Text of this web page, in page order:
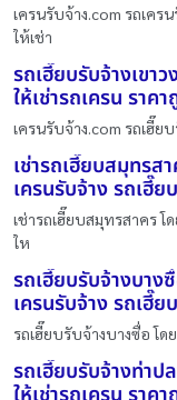
เครนรับจ้าง.com รถเคร
ให้เช่า
รถเฮี๊ยบรับจ้างเขา
ให้เช่ารถเครน ราคา
เครนรับจ้าง.com รถเฮี๊ย
เช่ารถเฮี๊ยบสมุทรส
เครนรับจ้าง รถเฮี๊ย
เช่ารถเฮี๊ยบสมุทรสาคร โ
ให
รถเฮี๊ยบรับจ้างบาง
เครนรับจ้าง รถเฮี๊ย
รถเฮี๊ยบรับจ้างบางซื่อ โด
รถเฮี๊ยบรับจ้างท่าป